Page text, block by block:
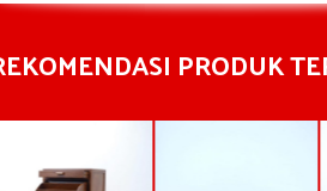
PRODUK